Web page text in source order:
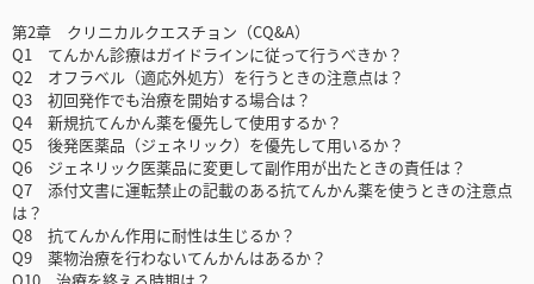
第2章 クリニカルクエスチョン（CQ&A）
Q1 てんかん診療はガイドラインに従って行うべきか？
Q2 オフラベル（適応外処方）を行うときの注意点は？
Q3 初回発作でも治療を開始する場合は？
Q4 新規抗てんかん薬を優先して使用するか？
Q5 後発医薬品（ジェネリック）を優先して用いるか？
Q6 ジェネリック医薬品に変更して副作用が出たときの責任は？
Q7 添付文書に運転禁止の記載のある抗てんかん薬を使うときの注意点
は？
Q8 抗てんかん作用に耐性は生じるか？
Q9 薬物治療を行わないてんかんはあるか？